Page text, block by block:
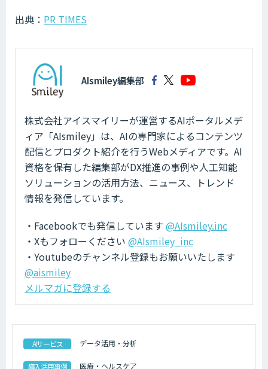
出典： PR TIMES
AIsmiley編集部
株式会社アイスマイリーが運営するAIポータルメデ
ィア「AIsmiley」は、AIの専門家によるコンテンツ
配信とプロダクト紹介を行うWebメディアです。AI
資格を保有した編集部がDX推進の事例や人工知能
ソリューションの活用方法、ニュース、トレンド
情報を発信しています。
・Facebookでも発信しています @AIsmiley.inc
・Xもフォローください @AIsmiley_inc
・Youtubeのチャンネル登録もお願いいたします
@aismiley
メルマガに登録する
AIサービス データ活用・分析
導入活用事例 医療・ヘルスケア